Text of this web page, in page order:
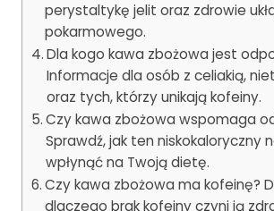
perystaltykę jelit oraz zdrowie
pokarmowego.
Dla kogo kawa zbożowa jest
Informacje dla osób z celiakią,
oraz tych, którzy unikają kofeiny.
Czy kawa zbożowa wspomaga
Sprawdź, jak ten niskokaloryczny
wpłynąć na Twoją dietę.
Czy kawa zbożowa ma kofeinę?
dlaczego brak kofeiny czyni ją